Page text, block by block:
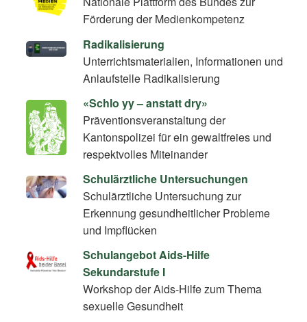
Förderung der Medienkompetenz
Radikalisierung
Unterrichtsmaterialien, Informationen und
Anlaufstelle Radikalisierung
«Schlo yy – anstatt dry»
Präventionsveranstaltung der
Kantonspolizei für ein gewaltfreies und
respektvolles Miteinander
Schulärztliche Untersuchungen
Schulärztliche Untersuchung zur
Erkennung gesundheitlicher Probleme
und Impflücken
Schulangebot Aids-Hilfe
Sekundarstufe I
Workshop der Aids-Hilfe zum Thema
sexuelle Gesundheit